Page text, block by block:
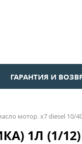
ГАРАНТИЯ И
мотор. x7 diesel 10/
1Л (1/12)